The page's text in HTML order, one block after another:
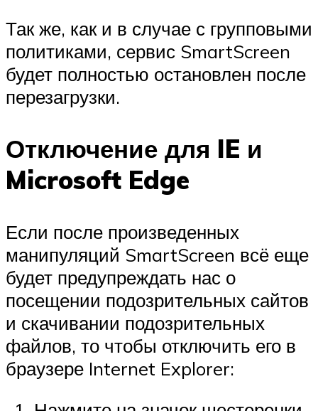
Так же, как и в случае с групповыми
политиками, сервис SmartScreen
будет полностью остановлен после
перезагрузки.
Отключение для IE и
Microsoft Edge
Если после произведенных
манипуляций SmartScreen всё еще
будет предупреждать нас о
посещении подозрительных сайтов
и скачивании подозрительных
файлов, то чтобы отключить его в
браузере Internet Explorer: